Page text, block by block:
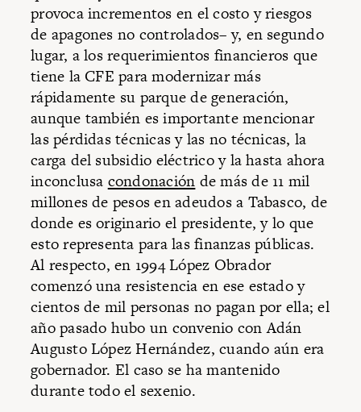
provoca incrementos en el costo y riesgos
de apagones no controlados– y, en segundo
lugar, a los requerimientos financieros que
tiene la CFE para modernizar más
rápidamente su parque de generación,
aunque también es importante mencionar
las pérdidas técnicas y las no técnicas, la
carga del subsidio eléctrico y la hasta ahora
inconclusa condonación de más de 11 mil
millones de pesos en adeudos a Tabasco, de
donde es originario el presidente, y lo que
esto representa para las finanzas públicas.
Al respecto, en 1994 López Obrador
comenzó una resistencia en ese estado y
cientos de mil personas no pagan por ella; el
año pasado hubo un convenio con Adán
Augusto López Hernández, cuando aún era
gobernador. El caso se ha mantenido
durante todo el sexenio.